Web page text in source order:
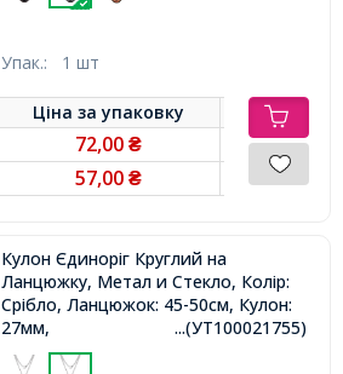
Упак.: 1 шт
Ціна заупаковку
72,00₴
57,00₴
Кулон Єдиноріг Круглий на
Ланцюжку, Метал и Стекло, Колір:
Срібло, Ланцюжок: 45-50см, Кулон:
27мм,
...(УТ100021755)